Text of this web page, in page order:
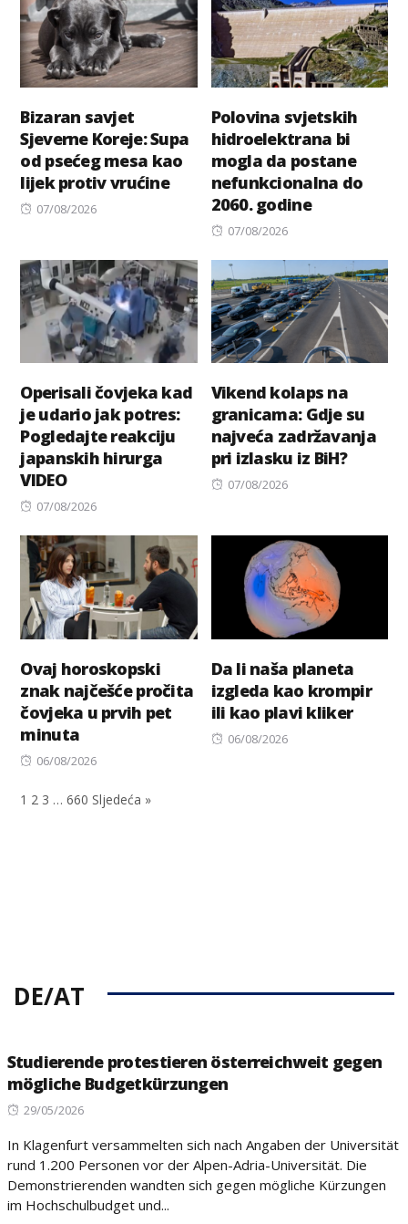
Bizaran savjet
Sjeverne Koreje: Supa
od psećeg mesa kao
lijek protiv vrućine
Posted
07/08/2026
Polovina svjetskih
hidroelektrana bi
mogla da postane
nefunkcionalna do
2060. godine
Posted
07/08/2026
Operisali čovjeka kad
je udario jak potres:
Pogledajte reakciju
japanskih hirurga
VIDEO
Posted
07/08/2026
Vikend kolaps na
granicama: Gdje su
najveća zadržavanja
pri izlasku iz BiH?
Posted
07/08/2026
Ovaj horoskopski
znak najčešće pročita
čovjeka u prvih pet
minuta
Posted
06/08/2026
Da li naša planeta
izgleda kao krompir
ili kao plavi kliker
Posted
06/08/2026
1 2 3 … 660 Sljedeća »
DE/AT
Studierende protestieren österreichweit gegen
mögliche Budgetkürzungen
Posted
29/05/2026
In Klagenfurt versammelten sich nach Angaben der Universität
rund 1.200 Personen vor der Alpen-Adria-Universität. Die
Demonstrierenden wandten sich gegen mögliche Kürzungen
im Hochschulbudget und...